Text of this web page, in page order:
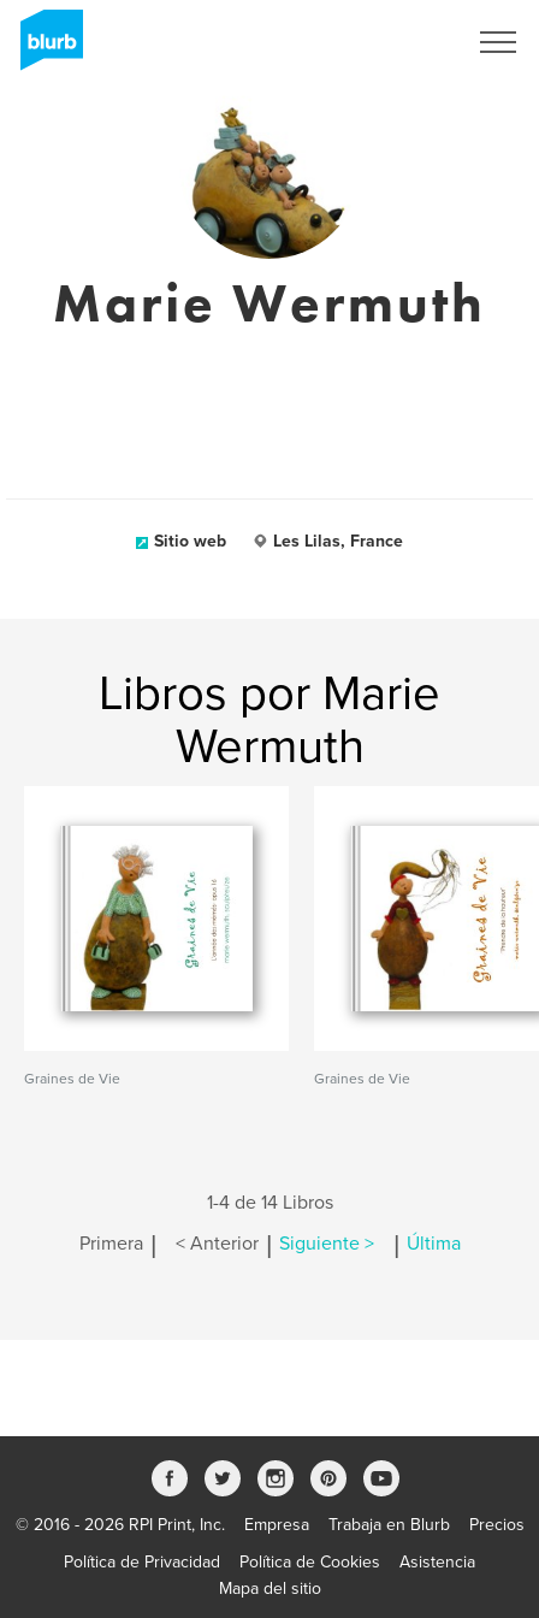
Marie Wermuth
Sitio web Les Lilas, France
Libros por Marie
Wermuth
Graines de Vie Graines de Vie
1-4 de 14 Libros
Primera | < Anterior | Siguiente > | Última
© 2016 - 2026 RPI Print, Inc. Empresa Trabaja en Blurb
Precios
Política de Privacidad
Política de Cookies
Asistencia
Mapa del sitio